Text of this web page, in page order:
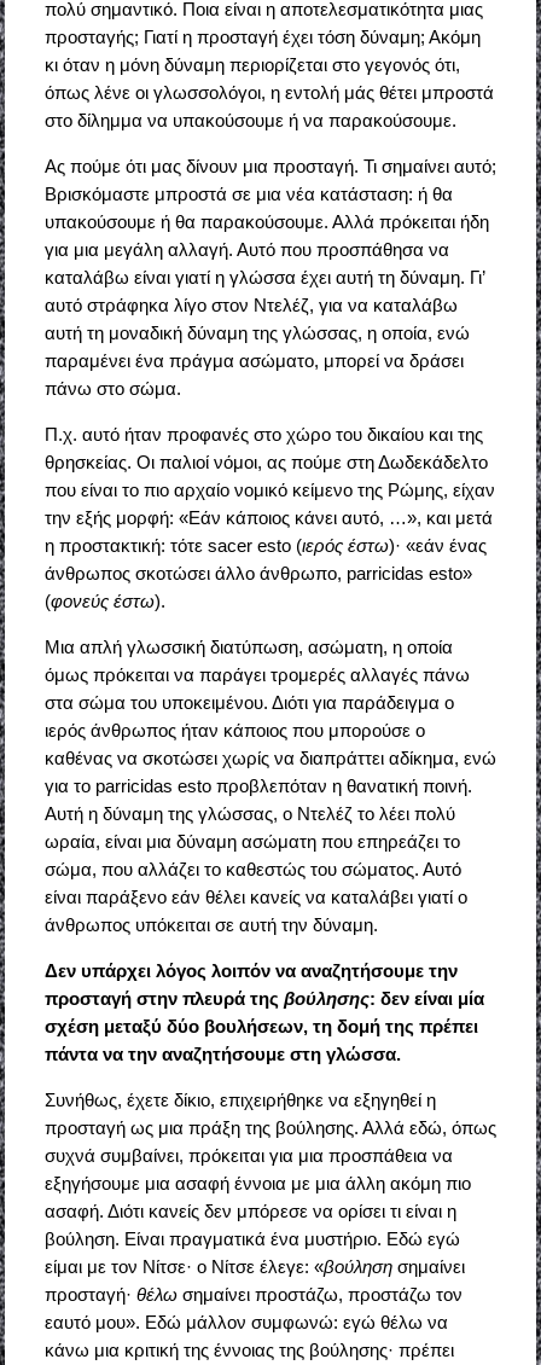
πολύ σημαντικό. Ποια είναι η αποτελεσματικότητα μιας
προσταγής; Γιατί η προσταγή έχει τόση δύναμη; Ακόμη
κι όταν η μόνη δύναμη περιορίζεται στο γεγονός ότι,
όπως λένε οι γλωσσολόγοι, η εντολή μάς θέτει μπροστά
στο δίλημμα να υπακούσουμε ή να παρακούσουμε.
Ας πούμε ότι μας δίνουν μια προσταγή. Τι σημαίνει αυτό;
Βρισκόμαστε μπροστά σε μια νέα κατάσταση: ή θα
υπακούσουμε ή θα παρακούσουμε. Αλλά πρόκειται ήδη
για μια μεγάλη αλλαγή. Αυτό που προσπάθησα να
καταλάβω είναι γιατί η γλώσσα έχει αυτή τη δύναμη. Γι’
αυτό στράφηκα λίγο στον Ντελέζ, για να καταλάβω
αυτή τη μοναδική δύναμη της γλώσσας, η οποία, ενώ
παραμένει ένα πράγμα ασώματο, μπορεί να δράσει
πάνω στο σώμα.
Π.χ. αυτό ήταν προφανές στο χώρο του δικαίου και της
θρησκείας. Οι παλιοί νόμοι, ας πούμε στη Δωδεκάδελτο
που είναι το πιο αρχαίο νομικό κείμενο της Ρώμης, είχαν
την εξής μορφή: «Εάν κάποιος κάνει αυτό, …», και μετά
η προστακτική: τότε sacer esto (ιερός έστω)· «εάν ένας
άνθρωπος σκοτώσει άλλο άνθρωπο, parricidas esto»
(φονεύς έστω).
Μια απλή γλωσσική διατύπωση, ασώματη, η οποία
όμως πρόκειται να παράγει τρομερές αλλαγές πάνω
στα σώμα του υποκειμένου. Διότι για παράδειγμα ο
ιερός άνθρωπος ήταν κάποιος που μπορούσε ο
καθένας να σκοτώσει χωρίς να διαπράττει αδίκημα, ενώ
για το parricidas esto προβλεπόταν η θανατική ποινή.
Αυτή η δύναμη της γλώσσας, ο Ντελέζ το λέει πολύ
ωραία, είναι μια δύναμη ασώματη που επηρεάζει το
σώμα, που αλλάζει το καθεστώς του σώματος. Αυτό
είναι παράξενο εάν θέλει κανείς να καταλάβει γιατί ο
άνθρωπος υπόκειται σε αυτή την δύναμη.
Δεν υπάρχει λόγος λοιπόν να αναζητήσουμε την
προσταγή στην πλευρά της βούλησης: δεν είναι μία
σχέση μεταξύ δύο βουλήσεων, τη δομή της πρέπει
πάντα να την αναζητήσουμε στη γλώσσα.
Συνήθως, έχετε δίκιο, επιχειρήθηκε να εξηγηθεί η
προσταγή ως μια πράξη της βούλησης. Αλλά εδώ, όπως
συχνά συμβαίνει, πρόκειται για μια προσπάθεια να
εξηγήσουμε μια ασαφή έννοια με μια άλλη ακόμη πιο
ασαφή. Διότι κανείς δεν μπόρεσε να ορίσει τι είναι η
βούληση. Είναι πραγματικά ένα μυστήριο. Εδώ εγώ
είμαι με τον Νίτσε· ο Νίτσε έλεγε: «βούλησησημαίνει
προσταγή· θέλωσημαίνει προστάζω, προστάζω τον
εαυτό μου». Εδώ μάλλον συμφωνώ: εγώ θέλω να
κάνω μια κριτική της έννοιας της βούλησης· πρέπει